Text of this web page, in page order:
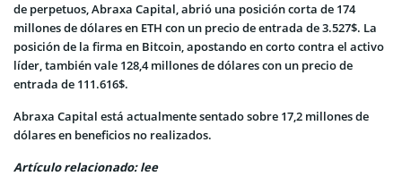
de perpetuos, Abraxa Capital, abrió una posición corta de 174
millones de dólares en ETH con un precio de entrada de 3.527$. La
posición de la firma en Bitcoin, apostando en corto contra el activo
líder, también vale 128,4 millones de dólares con un precio de
entrada de 111.616$.
Abraxa Capital está actualmente sentado sobre 17,2 millones de
dólares en beneficios no realizados.
Artículo relacionado: lee